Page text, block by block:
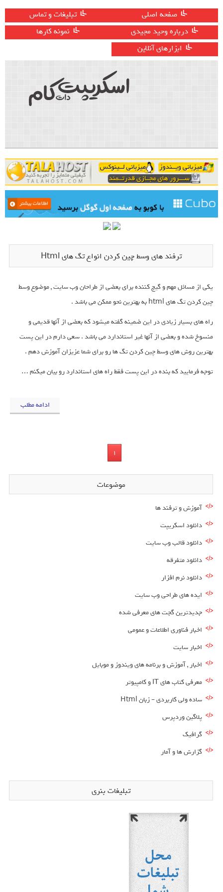
صفحه اصلی
تبلیغات و تماس
درباره وحید مجیدی
نمونه کارها
ابزارهای آنلاین
ترفند های وسط چین کردن انواع تگ های Html
یکی از مسائل مهم و گیج کننده برای بعضی از طراحان وب سایت , موضوع وسط
چین کردن تگ های html به بهترین نحو ممکن می باشد .
راه های بسیار زیادی در این ضمینه گفته میشود که بعضی از آنها قدیمی و
منسوخ شده و بعضی از آنها غیر استاندارد می باشد . سعی دارم در این پست
بهترین روش های وسط چین کردن تگ ها رو برای شما عزیزان آموزش دهم .
توجه فرمایید که بنده در این پست فقط راه های استاندارد رو بیان میکنم …
ادامه مطلب
1
موضوعات
آموزش و ترفند ها
دانلود اسکریپت
دانلود قالب وب سایت
دانلود متفرقه
دانلود نرم افزار
ایده های طراحی وب سایت
جدیدترین گجت های معرفی شده
اخبار فناوری اطلاعات و عمومی
اخبار سایت
اخبار , آموزش و برنامه های ویندوز و موبایل
معرفی کتاب های IT و کامپیوتر
ساده ولی کاربردی – زبان Html
پلاگین وردپرس
گرافیک
گزارش ها و آمار
تبلیغات بنری